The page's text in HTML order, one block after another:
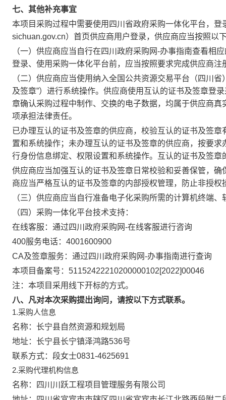
七、其他补充事宜
本项目采购过程中需要使用四川省政府采购一体化平台，
sichuan.gov.cn）首页供应商用户登录，供应商应当按照以
（一）供应商应当自行在四川政府采购网-办事指南查看相
登录、使用采购一体化平台前，应当按照要求完成供应商
（二）供应商应当使用纳入全国公共资源交易平台（四川
及签章”）进行系统操作。供应商使用互认的证书及签章登
章确认采购过程中制作、交换的电子数据，均属于供应商
项承担法律责任。
已办理互认的证书及签章的供应商，校验互认的证书及签
置和系统操作；未办理互认的证书及签章的供应商，按要
行身份信息绑定、权限设置和系统操作。互认的证书及签
供应商应当加强互认的证书及签章日常校验和妥善保管，
商应当严格互认的证书及签章的内部授权管理，防止非授权
（三）供应商应当自行准备电子化采购所需的计算机终端
（四）采购一体化平台技术支持：
在线客服：通过四川政府采购网-在线客服进行咨询
400服务电话：4001600900
CA及签章服务：通过四川政府采购网-办事指南进行查询
本项目备案号：51152422210200000102[2022]00046
注：本项目采用线下开标的方式。
八、凡对本次采购提出询问，请按以下方式联系。
1.采购人信息
名称： 长宁县自然资源和规划局
地址： 长宁县长宁镇泽鸿路536号
联系方式： 段女士0831-4625691
2.采购代理机构信息
名称：
四川川跃工程项目管理服务有限公司